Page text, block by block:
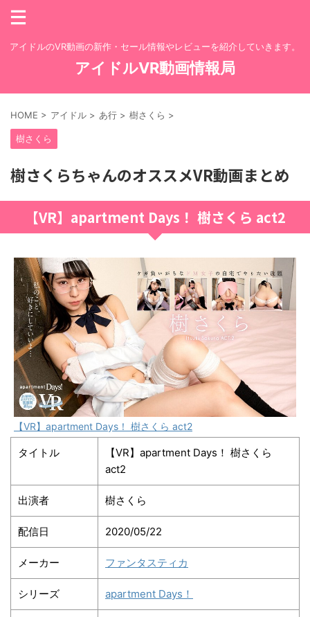
アイドルのVR動画の新作・セール情報やレビューを紹介していきます。
アイドルVR動画情報局
HOME > アイドル > あ行 > 樹さくら >
樹さくら
樹さくらちゃんのオススメVR動画まとめ
【VR】apartment Days！ 樹さくら act2
【VR】apartment Days！ 樹さくら act2
タイトル
【VR】apartment Days！ 樹さくら
act2
出演者 樹さくら
配信日 2020/05/22
メーカー ファンタスティカ
シリーズ apartment Days！